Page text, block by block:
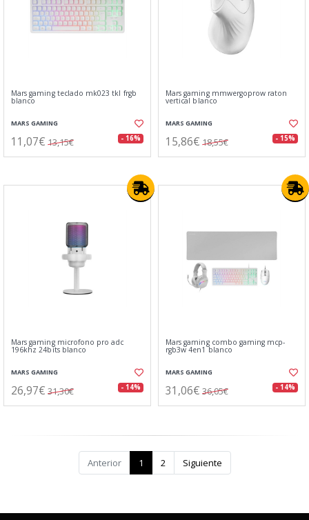
Mars gaming teclado mk023 tkl frgb
blanco
MARS GAMING
11,07€ 13,15€ - 16%
Mars gaming mmwergoprow raton
vertical blanco
MARS GAMING
15,86€ 18,55€ - 15%
Mars gaming microfono pro adc
196khz 24bits blanco
MARS GAMING
26,97€ 31,30€ - 14%
Mars gaming combo gaming mcp-
rgb3w 4en1 blanco
MARS GAMING
31,06€ 36,05€ - 14%
Anterior 1 2 Siguiente